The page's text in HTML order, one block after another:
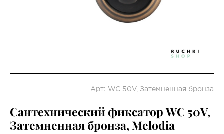
Арт: WC 50V, Затемненная бронза
Сантехнический фиксатор WC 50V,
Затемненная бронза, Melodia